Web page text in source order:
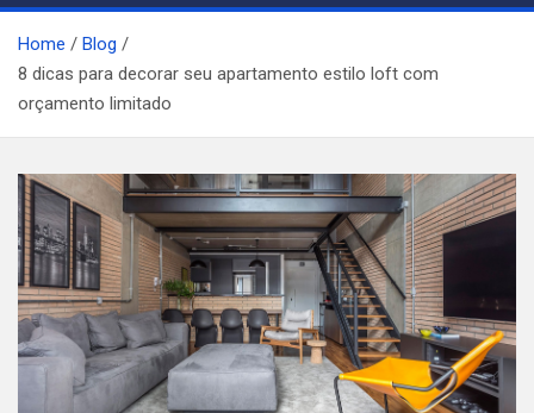
Home
Blog
8 dicas para decorar seu apartamento estilo loft com
orçamento limitado